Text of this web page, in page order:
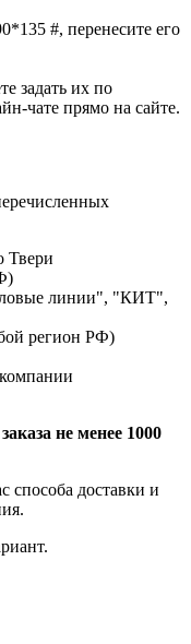
#, перенесите его
задать их по
чате прямо на сайте.
Твери
линии", "КИТ",
регион РФ)
не менее 1000
способа доставки и